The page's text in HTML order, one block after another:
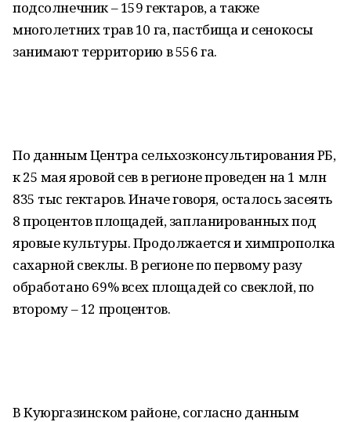
подсолнечник – 159 гектаров, а также
многолетних трав 10 га, пастбища и сенокосы
занимают территорию в 556 га.
По данным Центра сельхозконсультирования РБ,
к 25 мая яровой сев в регионе проведен на 1 млн
835 тыс гектаров. Иначе говоря, осталось засеять
8 процентов площадей, запланированных под
яровые культуры. Продолжается и химпрополка
сахарной свеклы. В регионе по первому разу
обработано 69% всех площадей со свеклой, по
второму – 12 процентов.
В Куюргазинском районе, согласно данным